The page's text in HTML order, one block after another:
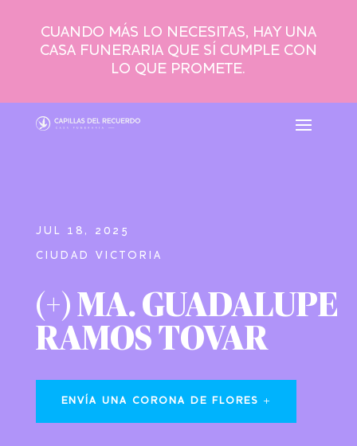
CUANDO MÁS LO NECESITAS, HAY UNA
CASA FUNERARIA QUE SÍ CUMPLE CON
LO QUE PROMETE.
JUL 18, 2025
CIUDAD VICTORIA
(+) MA. GUADALUPE
RAMOS TOVAR
ENVÍA UNA CORONA DE FLORES